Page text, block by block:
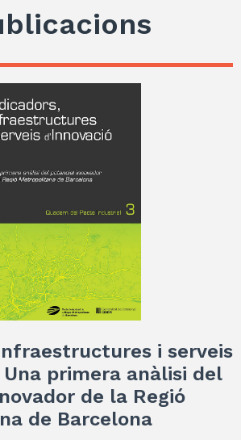
i serveis
Una primera anàlisi del
de la Regió
de Barcelona